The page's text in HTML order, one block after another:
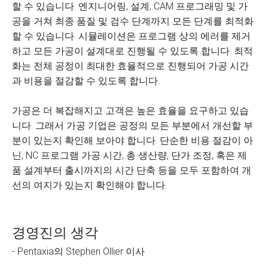
할 수 있습니다. 엔지니어링, 설계, CAM 프로그래밍 및 가
공을 거쳐 최종 품질 및 검수 단계까지 모든 단계를 최적화
할 수 있습니다. 시뮬레이션은 프로그램 상의 에러를 제거
하고 모든 가공이 설계대로 진행될 수 있도록 합니다. 최적
화는 전체 공정이 최대한 효율적으로 진행되어 가공 시간
과 비용을 절감할 수 있도록 합니다.
가공은 더 복잡해지고 고객은 높은 효율을 요구하고 있습
니다. 그래서 가공 기업은 공정의 모든 부분에서 개선할 부
분이 있는지 확인해 보아야 합니다. 단순한 비용 절감이 아
닌, NC 프로그램 가공 시간, 총 생산량, 단가 조정, 혹은 제
품 설계부터 출시까지의 시간 단축 등을 모두 포함하여 개
선의 여지가 있는지 확인해야 합니다.
경영진의 생각
- Pentaxia의 Stephen Ollier 이사